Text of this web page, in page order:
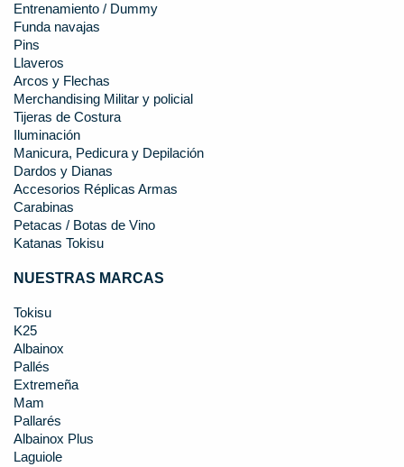
Entrenamiento / Dummy
Funda navajas
Pins
Llaveros
Arcos y Flechas
Merchandising Militar y policial
Tijeras de Costura
Iluminación
Manicura, Pedicura y Depilación
Dardos y Dianas
Accesorios Réplicas Armas
Carabinas
Petacas / Botas de Vino
Katanas Tokisu
NUESTRAS MARCAS
Tokisu
K25
Albainox
Pallés
Extremeña
Mam
Pallarés
Albainox Plus
Laguiole